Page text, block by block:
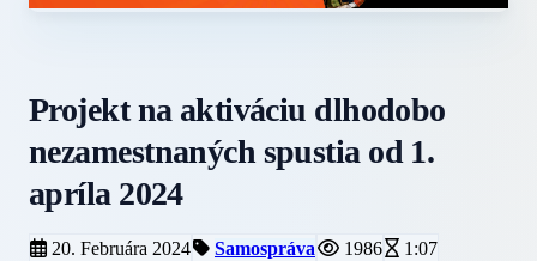
Projekt na aktiváciu dlhodobo
nezamestnaných spustia od 1.
apríla 2024
20. Februára 2024 Samospráva 1986 1:07